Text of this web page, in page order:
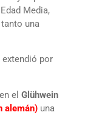
Media,
una
extendió por
el Glühwein
alemán) una